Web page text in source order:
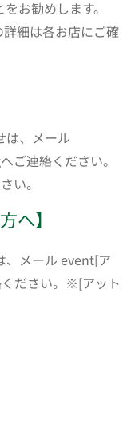
お勧めします。
細は各お店にご確
は、メール
ご連絡ください。
い。
へ】
、メール event[ア
ださい。※[アット